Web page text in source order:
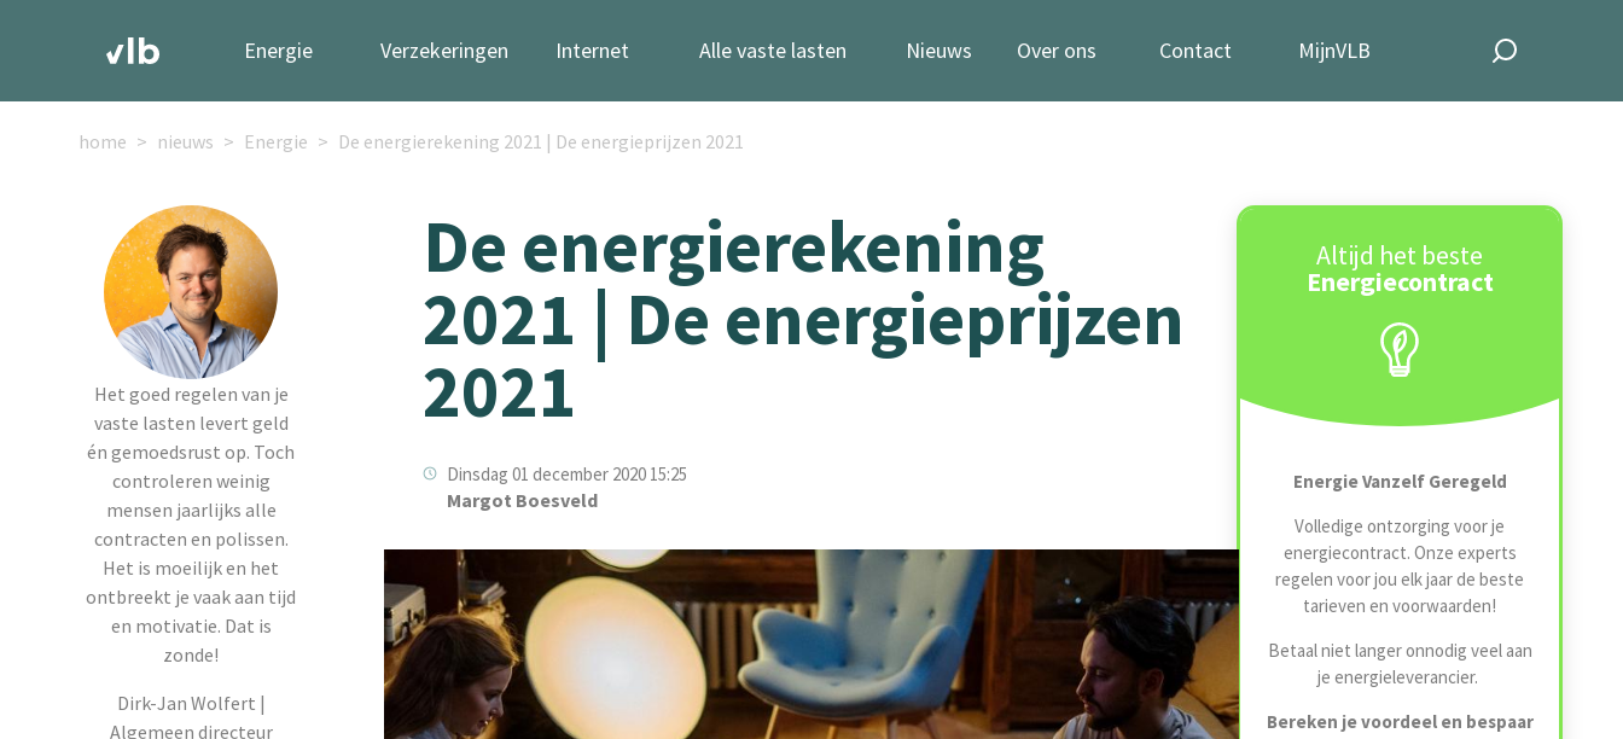
Energie Verzekeringen Internet Alle vaste lasten Nieuws Over ons Contact MijnVLB
home nieuws Energie De energierekening 2021 | De energieprijzen 2021
Het goed regelen van je
vaste lasten levert geld
én gemoedsrust op. Toch
controleren weinig
mensen jaarlijks alle
contracten en polissen.
Het is moeilijk en het
ontbreekt je vaak aan tijd
en motivatie. Dat is
zonde!
Dirk-Jan Wolfert |
Algemeen directeur
Altijd het beste
Energiecontract
Energie Vanzelf Geregeld
Volledige ontzorging voor je
energiecontract. Onze experts
regelen voor jou elk jaar de beste
tarieven en voorwaarden!
Betaal niet langer onnodig veel aan
je energieleverancier.
Bereken je voordeel en bespaar
De energierekening
2021 | De energieprijzen
2021
Dinsdag 01 december 2020 15:25
Margot Boesveld